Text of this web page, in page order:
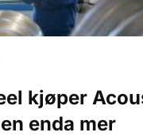
kjøper
enda mer